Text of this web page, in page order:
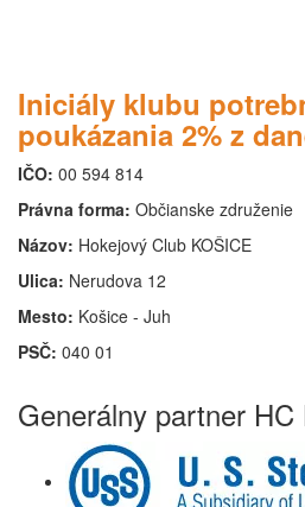
Iniciály klubu
poukázania 2% z
IČO: 00 594 814
Právna forma: Občianske združenie
Názov: Hokejový Club KOŠICE
Ulica: Nerudova 12
Mesto: Košice - Juh
PSČ: 040 01
Generálny partner HC